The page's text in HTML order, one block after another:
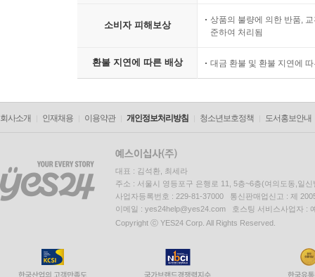
소비자 피해보상
상품의 불량에 의한 반품,
준하여 처리됨
환불 지연에 따른 배상 대금 환불 및 환불 지연에
회사소개 인재채용 이용약관 개인정보처리방침 청소년보호정책 도서홍보안내
대표 : 김석환, 최세라
주소 : 서울시 영등포구 은행로 11, 5층~6층(여의도동,일신
사업자등록번호 : 229-81-37000 통신판매업신고 : 제
이메일 : yes24help@yes24.com 호스팅 서비스사업자 :
Copyright ⓒ YES24 Corp. All Rights Reserved.